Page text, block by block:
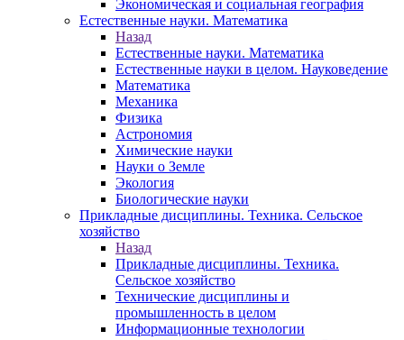
Экономическая и социальная география
Естественные науки. Математика
Назад
Естественные науки. Математика
Естественные науки в целом. Науковедение
Математика
Механика
Физика
Астрономия
Химические науки
Науки о Земле
Экология
Биологические науки
Прикладные дисциплины. Техника. Сельское
хозяйство
Назад
Прикладные дисциплины. Техника.
Сельское хозяйство
Технические дисциплины и
промышленность в целом
Информационные технологии